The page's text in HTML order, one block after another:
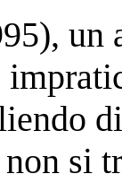
un
si